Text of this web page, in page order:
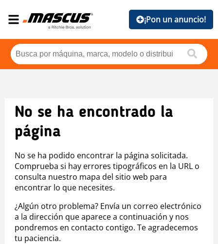
¡Pon un anuncio!
No se ha encontrado la
página
No se ha podido encontrar la página solicitada.
Comprueba si hay errores tipográficos en la URL o
consulta nuestro mapa del sitio web para
encontrar lo que necesites.
¿Algún otro problema? Envía un correo electrónico
a la dirección que aparece a continuación y nos
pondremos en contacto contigo. Te agradecemos
tu paciencia.